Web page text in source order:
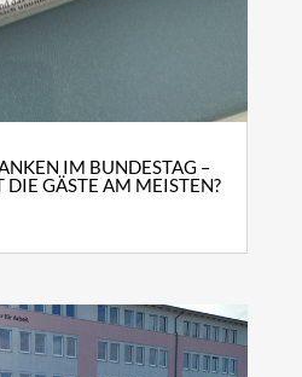
IM BUNDESTAG –
DIE GÄSTE AM MEISTEN?